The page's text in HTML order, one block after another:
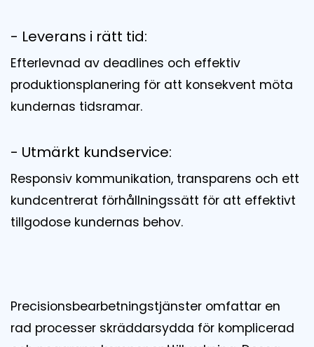
- Leverans i rätt tid:
Efterlevnad av deadlines och effektiv
produktionsplanering för att konsekvent möta
kundernas tidsramar.
- Utmärkt kundservice:
Responsiv kommunikation, transparens och ett
kundcentrerat förhållningssätt för att effektivt
tillgodose kundernas behov.
Precisionsbearbetningstjänster omfattar en
rad processer skräddarsydda för komplicerad